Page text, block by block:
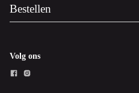
Bestellen
Volg ons